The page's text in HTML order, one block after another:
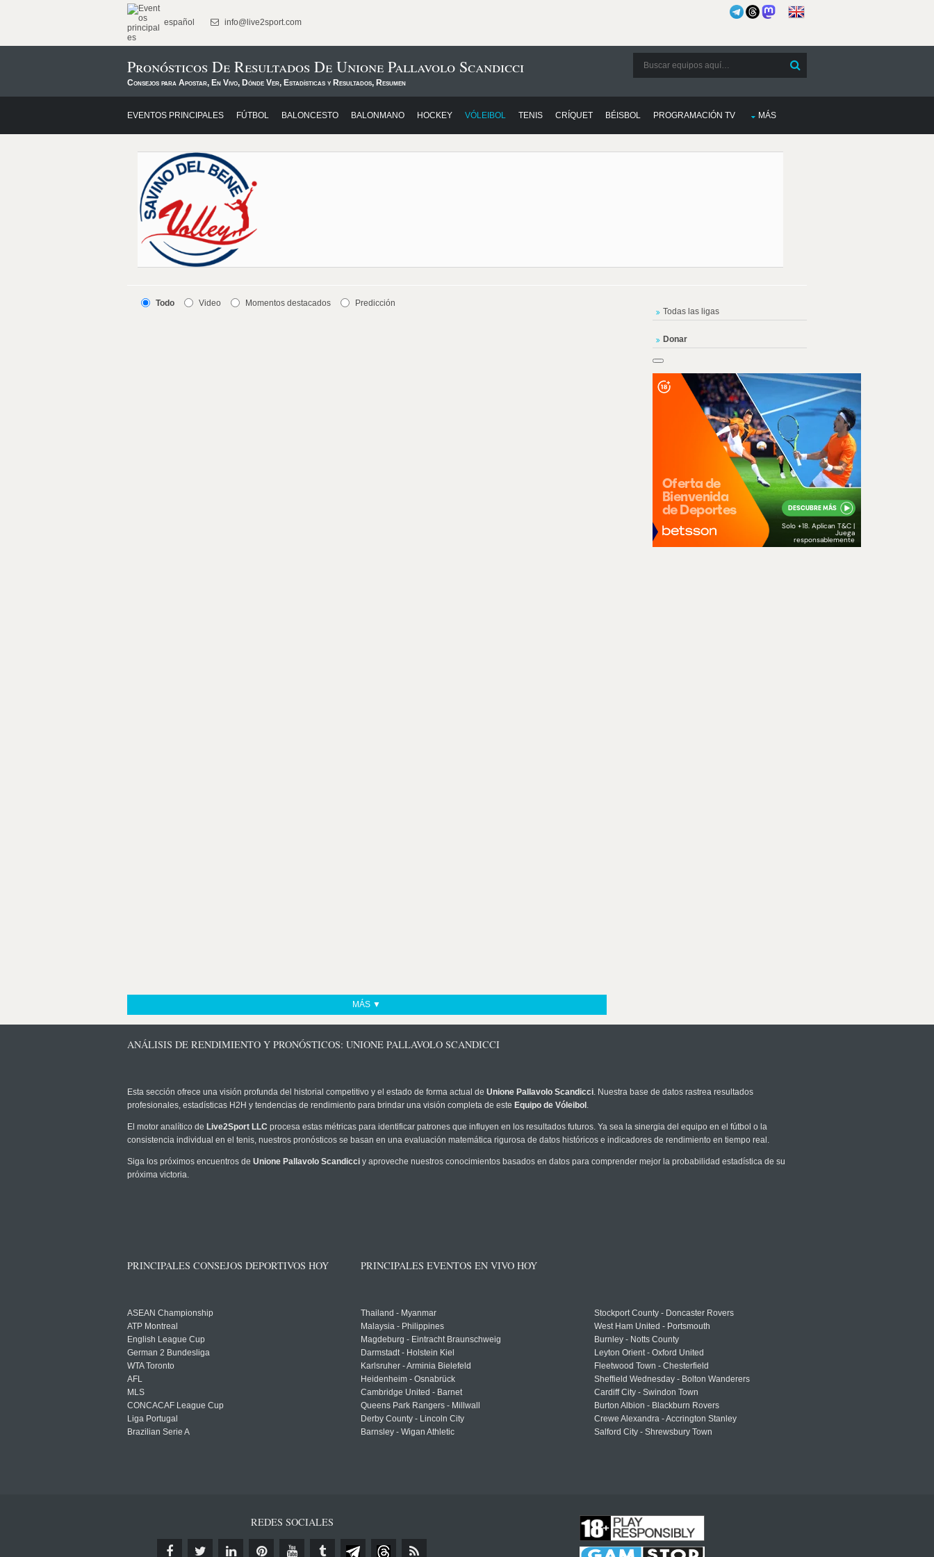
español info@live2sport.com
Pronósticos De Resultados De Unione Pallavolo Scandicci
Consejos para Apostar, En Vivo, Dónde Ver, Estadísticas y Resultados, Resumen
EVENTOS PRINCIPALES FÚTBOL BALONCESTO BALONMANO HOCKEY VÓLEIBOL TENIS CRÍQUET BÉISBOL PROGRAMACIÓN TV MÁS
Todo Video Momentos destacados Predicción
MÁS ▼
Todas las ligas
Donar
ANÁLISIS DE RENDIMIENTO Y PRONÓSTICOS: UNIONE PALLAVOLO SCANDICCI
Esta sección ofrece una visión profunda del historial competitivo y el estado de forma actual de Unione Pallavolo Scandicci. Nuestra base de datos rastrea resultados
profesionales, estadísticas H2H y tendencias de rendimiento para brindar una visión completa de este Equipo de Vóleibol .
El motor analítico de Live2Sport LLC procesa estas métricas para identificar patrones que influyen en los resultados futuros. Ya sea la sinergia del equipo en el fútbol o la
consistencia individual en el tenis, nuestros pronósticos se basan en una evaluación matemática rigurosa de datos históricos e indicadores de rendimiento en tiempo real.
Siga los próximos encuentros de Unione Pallavolo Scandicci y aproveche nuestros conocimientos basados en datos para comprender mejor la probabilidad estadística de su
próxima victoria.
PRINCIPALES CONSEJOS DEPORTIVOS HOY
ASEAN Championship
ATP Montreal
English League Cup
German 2 Bundesliga
WTA Toronto
AFL
MLS
CONCACAF League Cup
Liga Portugal
Brazilian Serie A
PRINCIPALES EVENTOS EN VIVO HOY
Thailand - Myanmar
Malaysia - Philippines
Magdeburg - Eintracht Braunschweig
Darmstadt - Holstein Kiel
Karlsruher - Arminia Bielefeld
Heidenheim - Osnabrück
Cambridge United - Barnet
Queens Park Rangers - Millwall
Derby County - Lincoln City
Barnsley - Wigan Athletic
Stockport County - Doncaster Rovers
West Ham United - Portsmouth
Burnley - Notts County
Leyton Orient - Oxford United
Fleetwood Town - Chesterfield
Sheffield Wednesday - Bolton Wanderers
Cardiff City - Swindon Town
Burton Albion - Blackburn Rovers
Crewe Alexandra - Accrington Stanley
Salford City - Shrewsbury Town
REDES SOCIALES